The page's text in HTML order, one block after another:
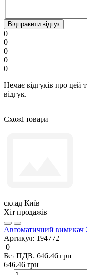
Відправити відгук
0
0
0
0
0
Немає відгуків про цей
відгук.
Схожі товари
склад Київ
Хіт продажів
Автоматичний
Артикул: 194772
0
Без ПДВ: 646.46 грн
646.46 грн